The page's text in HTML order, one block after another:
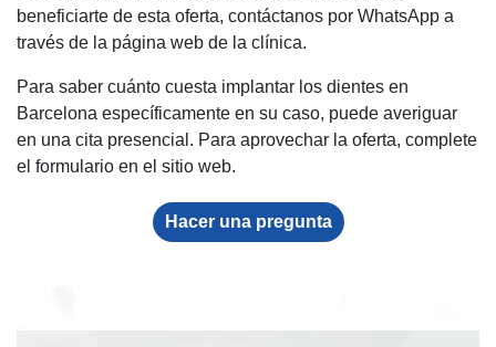
beneficiarte de esta oferta, contáctanos por WhatsApp a
través de la página web de la clínica.
Para saber cuánto cuesta implantar los dientes en
Barcelona específicamente en su caso, puede averiguar
en una cita presencial. Para aprovechar la oferta, complete
el formulario en el sitio web.
Hacer una pregunta